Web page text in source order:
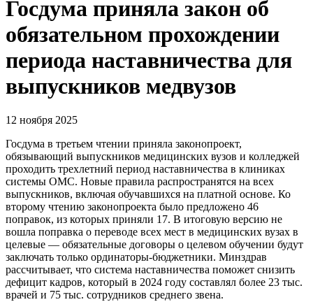
Госдума приняла закон об
обязательном прохождении
периода наставничества для
выпускников медвузов
12 ноября 2025
Госдума в третьем чтении приняла законопроект,
обязывающий выпускников медицинских вузов и колледжей
проходить трехлетний период наставничества в клиниках
системы ОМС. Новые правила распространятся на всех
выпускников, включая обучавшихся на платной основе. Ко
второму чтению законопроекта было предложено 46
поправок, из которых приняли 17. В итоговую версию не
вошла поправка о переводе всех мест в медицинских вузах в
целевые — обязательные договоры о целевом обучении будут
заключать только ординаторы-бюджетники. Минздрав
рассчитывает, что система наставничества поможет снизить
дефицит кадров, который в 2024 году составлял более 23 тыс.
врачей и 75 тыс. сотрудников среднего звена.